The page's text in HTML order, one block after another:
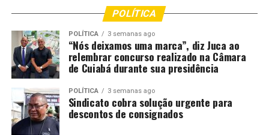
Também compõe o rol de atribuições: a entrega do
corpo, após a necropsia, aos familiares ou à funerária,
ajudando, quando necessário, no transporte até o carro
funerário, recolher o cadáver na câmara frigorífica
quando da ausência de familiares; atender e orientar a
família ou a pessoa responsável pelo cadáver; assegurar
o sigilo necessário à elucidação dos fatos e às
investigações.
POLÍTICA
POLÍTICA 3 semanas ago
“Nós deixamos uma marca”, diz Juca ao
relembrar concurso realizado na Câmara
de Cuiabá durante sua presidência
POLÍTICA 3 semanas ago
Sindicato cobra solução urgente para
descontos de consignados